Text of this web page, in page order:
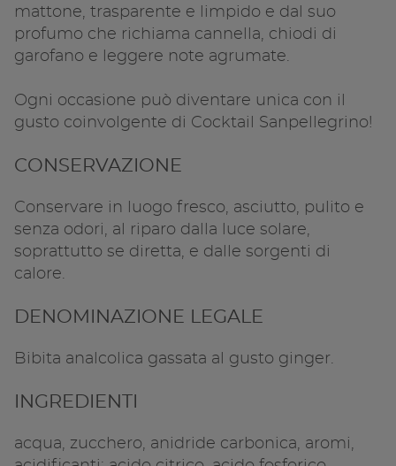
Copia
mattone, trasparente e limpido e dal suo
profumo che richiama cannella, chiodi di
garofano e leggere note agrumate.
Ogni occasione può diventare unica con il
gusto coinvolgente di Cocktail Sanpellegrino!
CONSERVAZIONE
Conservare in luogo fresco, asciutto, pulito e
senza odori, al riparo dalla luce solare,
soprattutto se diretta, e dalle sorgenti di
calore.
DENOMINAZIONE LEGALE
Bibita analcolica gassata al gusto ginger.
INGREDIENTI
acqua, zucchero, anidride carbonica, aromi,